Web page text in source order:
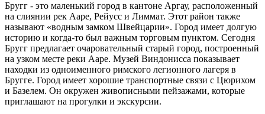
Бругг - это маленький город в кантоне Аргау, расположенный
на слиянии рек Ааре, Рейусс и Лиммат. Этот район также
называют «водным замком Швейцарии». Город имеет долгую
историю и когда-то был важным торговым пунктом. Сегодня
Бругг предлагает очаровательный старый город, построенный
на узком месте реки Ааре. Музей Виндонисса показывает
находки из одноименного римского легионного лагеря в
Бругге. Город имеет хорошие транспортные связи с Цюрихом
и Базелем. Он окружен живописными пейзажами, которые
приглашают на прогулки и экскурсии.